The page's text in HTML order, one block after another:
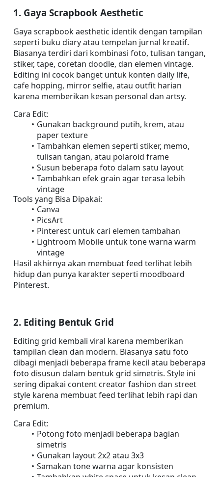
1. Gaya Scrapbook Aesthetic
Gaya scrapbook aesthetic identik dengan tampilan
seperti buku diary atau tempelan jurnal kreatif.
Biasanya terdiri dari kombinasi foto, tulisan tangan,
stiker, tape, coretan doodle, dan elemen vintage.
Editing ini cocok banget untuk konten daily life,
cafe hopping, mirror selfie, atau outfit harian
karena memberikan kesan personal dan artsy.
Cara Edit:
Gunakan background putih, krem, atau
paper texture
Tambahkan elemen seperti stiker, memo,
tulisan tangan, atau polaroid frame
Susun beberapa foto dalam satu layout
Tambahkan efek grain agar terasa lebih
vintage
Tools yang Bisa Dipakai:
Canva
PicsArt
Pinterest untuk cari elemen tambahan
Lightroom Mobile untuk tone warna warm
vintage
Hasil akhirnya akan membuat feed terlihat lebih
hidup dan punya karakter seperti moodboard
Pinterest.
2. Editing Bentuk Grid
Editing grid kembali viral karena memberikan
tampilan clean dan modern. Biasanya satu foto
dibagi menjadi beberapa frame kecil atau beberapa
foto disusun dalam bentuk grid simetris. Style ini
sering dipakai content creator fashion dan street
style karena membuat feed terlihat lebih rapi dan
premium.
Cara Edit:
Potong foto menjadi beberapa bagian
simetris
Gunakan layout 2x2 atau 3x3
Samakan tone warna agar konsisten